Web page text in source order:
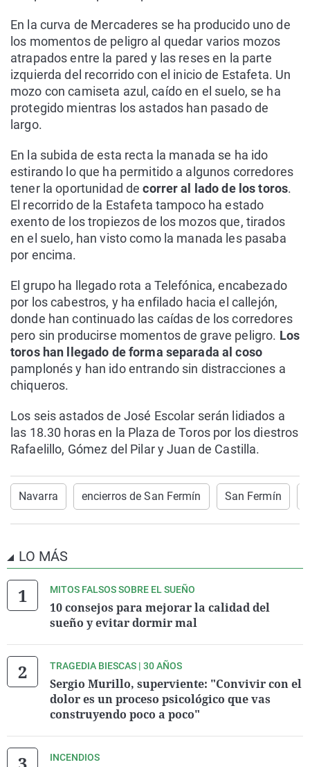
En la curva de Mercaderes se ha producido uno de
los momentos de peligro al quedar varios mozos
atrapados entre la pared y las reses en la parte
izquierda del recorrido con el inicio de Estafeta. Un
mozo con camiseta azul, caído en el suelo, se ha
protegido mientras los astados han pasado de
largo.
En la subida de esta recta la manada se ha ido
estirando lo que ha permitido a algunos corredores
tener la oportunidad de correr al lado de los toros.
El recorrido de la Estafeta tampoco ha estado
exento de los tropiezos de los mozos que, tirados
en el suelo, han visto como la manada les pasaba
por encima.
El grupo ha llegado rota a Telefónica, encabezado
por los cabestros, y ha enfilado hacia el callejón,
donde han continuado las caídas de los corredores
pero sin producirse momentos de grave peligro. Los
toros han llegado de forma separada al coso
pamplonés y han ido entrando sin distracciones a
chiqueros.
Los seis astados de José Escolar serán lidiados a
las 18.30 horas en la Plaza de Toros por los diestros
Rafaelillo, Gómez del Pilar y Juan de Castilla.
Navarra encierros de San Fermín San Fermín
LO MÁS
MITOS FALSOS SOBRE EL SUEÑO
10 consejos para mejorar la calidad del
sueño y evitar dormir mal
TRAGEDIA BIESCAS | 30 AÑOS
Sergio Murillo, superviente: "Convivir con el
dolor es un proceso psicológico que vas
construyendo poco a poco"
INCENDIOS